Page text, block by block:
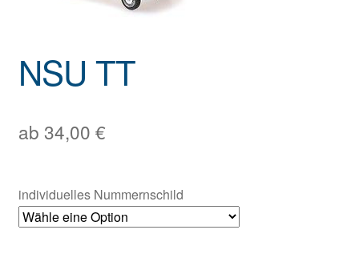
Kontakt
NSU TT
ab 34,00 €
individuelles Nummernschild